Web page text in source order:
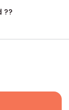
??